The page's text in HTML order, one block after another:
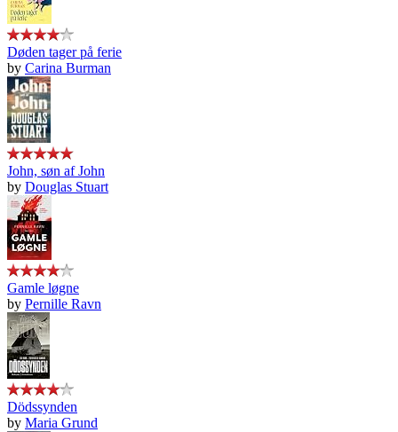
Døden tager på ferie
by Carina Burman
John, søn af John
by Douglas Stuart
Gamle løgne
by Pernille Ravn
Dödssynden
by Maria Grund